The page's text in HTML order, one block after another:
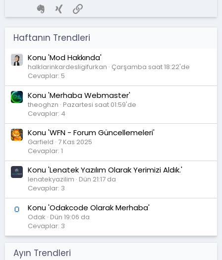
Evernote
Xing Link
Haftanın Trendleri
Konu 'Mod Hakkında'
halklarinkardesligifurkan Çarşamba saat 18:22'de
Cevaplar: 5
Konu 'Merhaba Webmaster'
theoghzn Pazartesi saat 01:59'de
Cevaplar: 4
Konu 'WFN - Forum Güncellemeleri'
Garfield 7 Kas 2025
Cevaplar: 1
Konu 'Lenatek Yazılım Olarak Yerimizi Aldık.'
lenatekyazilim Dün 21:17 da
Cevaplar: 3
Konu 'Odakcode Olarak Merhaba'
Odak Dün 19:06 da
Cevaplar: 3
Ayın Trendleri